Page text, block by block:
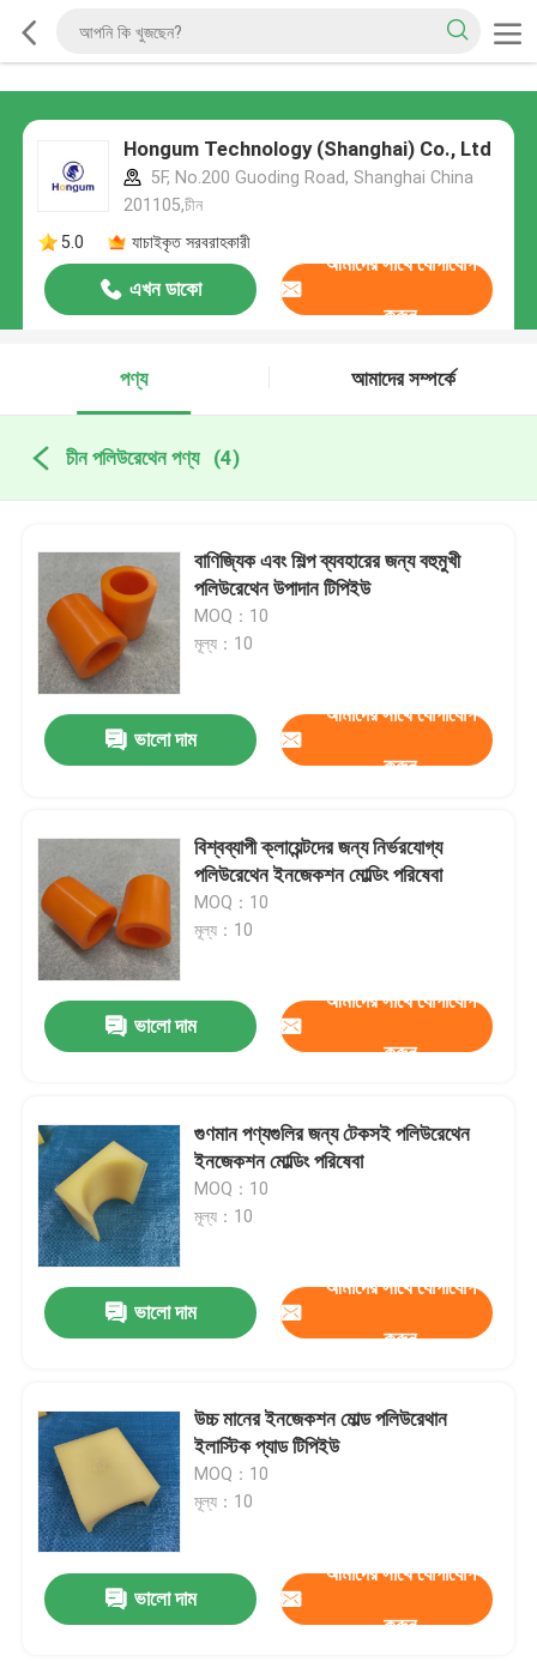
Hongum Technology (Shanghai) Co., Ltd
5F, No.200 Guoding Road, Shanghai China
201105,চীন
5.0
যাচাইকৃত সরবরাহকারী
এখন ডাকো
আমাদের সাথে যোগাযোগ
করুন
পণ্য আমাদের সম্পর্কে
চীন পলিউরেথেন পণ্য (4)
বাণিজ্যিক এবং শিল্প ব্যবহারের জন্য বহুমুখী
পলিউরেথেন উপাদান টিপিইউ
MOQ：10
মূল্য：10
ভালো দাম
আমাদের সাথে যোগাযোগ
করুন
বিশ্বব্যাপী ক্লায়েন্টদের জন্য নির্ভরযোগ্য
পলিউরেথেন ইনজেকশন মোল্ডিং পরিষেবা
MOQ：10
মূল্য：10
ভালো দাম
আমাদের সাথে যোগাযোগ
করুন
গুণমান পণ্যগুলির জন্য টেকসই পলিউরেথেন
ইনজেকশন মোল্ডিং পরিষেবা
MOQ：10
মূল্য：10
ভালো দাম
আমাদের সাথে যোগাযোগ
করুন
উচ্চ মানের ইনজেকশন মোল্ড পলিউরেথান
ইলাস্টিক প্যাড টিপিইউ
MOQ：10
মূল্য：10
ভালো দাম
আমাদের সাথে যোগাযোগ
করুন